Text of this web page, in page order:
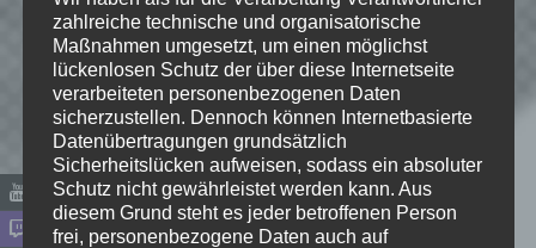
zahlreiche technische und organisatorische
Maßnahmen umgesetzt, um einen möglichst
lückenlosen Schutz der über diese Internetseite
verarbeiteten personenbezogenen Daten
sicherzustellen. Dennoch können Internetbasierte
Datenübertragungen grundsätzlich
Sicherheitslücken aufweisen, sodass ein absoluter
Schutz nicht gewährleistet werden kann. Aus
diesem Grund steht es jeder betroffenen Person
frei, personenbezogene Daten auch auf